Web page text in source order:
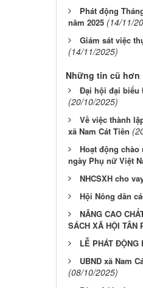
Phát động
năm 2025 (14/11/
Giám sát việc
(14/11/2025)
Những tin cũ hơn
Đại hội đại biểu
(20/10/2025)
Về việc thành
xã Nam Cát Tiên
Hoạt động chào
ngày Phụ nữ Việt
NHCSXH cho
Hội Nông dân
NÂNG CAO
SÁCH XÃ HỘI TÂN
LỄ PHÁT ĐỘNG
UBND xã Nam
(08/10/2025)